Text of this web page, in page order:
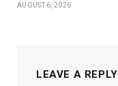
AUGUST 6, 2026
LEAVE A REPLY